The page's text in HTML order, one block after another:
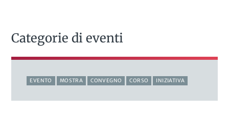
Categorie di eventi
EVENTO MOSTRA CONVEGNO CORSO INIZIATIVA